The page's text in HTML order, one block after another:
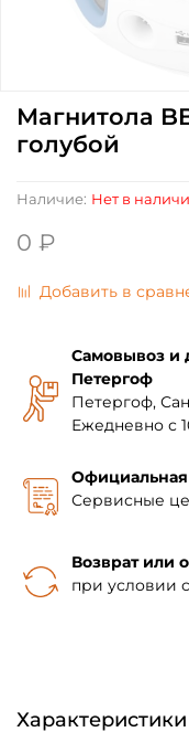
Наличие: Нет в
Магнитола
голубой
0 ₽
Добавить в
Самовывоз и
Петергоф
Петергоф,
Ежедневно с
Официальная
Сервисные
Возврат или
при условии
Характеристики